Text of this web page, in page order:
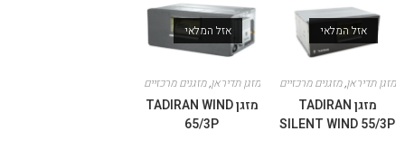
אזל המלאי
מזגן תדיראן,מזגנים מרכזיים
מזגן TADIRAN
SILENT WIND 55/3P
אזל המלאי
מזגן תדיראן,מזגנים מרכזיים
מזגן TADIRAN WIND
65/3P